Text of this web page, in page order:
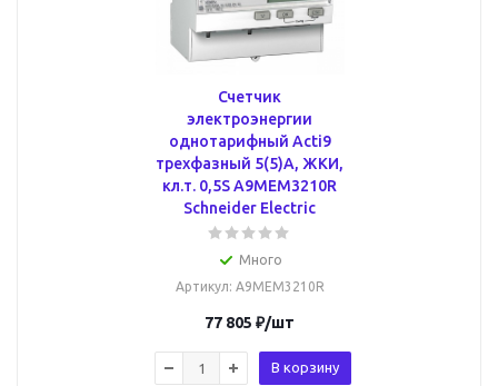
Счетчик
электроэнергии
однотарифный Acti9
трехфазный 5(5)А, ЖКИ,
кл.т. 0,5S A9MEM3210R
Schneider Electric
Много
Артикул: A9MEM3210R
77 805 ₽/шт
В корзину